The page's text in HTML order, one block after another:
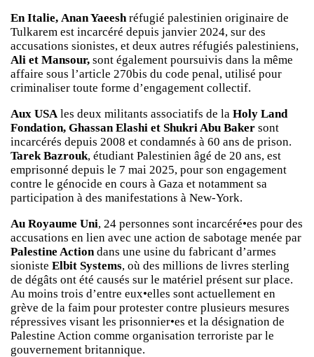
En Italie, Anan Yaeeshréfugié palestinien originaire de
Tulkarem est incarcéré depuis janvier 2024, sur des
accusations sionistes, et deux autres réfugiés palestiniens,
Ali et Mansour, sont également poursuivis dans la même
affaire sous l’article 270bis du code penal, utilisé pour
criminaliser toute forme d’engagement collectif.
Aux USAles deux militants associatifs de la Holy Land
Fondation, Ghassan Elashi et Shukri Abu Baker sont
incarcérés depuis 2008 et condamnés à 60 ans de prison.
Tarek Bazrouk, étudiant Palestinien âgé de 20 ans, est
emprisonné depuis le 7 mai 2025, pour son engagement
contre le génocide en cours à Gaza et notamment sa
participation à des manifestations à New-York.
Au Royaume Uni, 24 personnes sont incarcéré•es pour des
accusations en lien avec une action de sabotage menée par
Palestine Action dans une usine du fabricant d’armes
sioniste Elbit Systems, où des millions de livres sterling
de dégâts ont été causés sur le matériel présent sur place.
Au moins trois d’entre eux•elles sont actuellement en
grève de la faim pour protester contre plusieurs mesures
répressives visant les prisonnier•es et la désignation de
Palestine Action comme organisation terroriste par le
gouvernement britannique.